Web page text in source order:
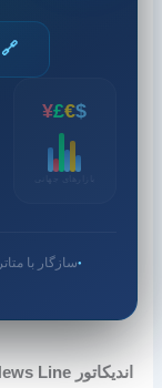
$
€
£
¥
بازارهای جهانی
●سازگار با
اندیکاتور Forex News Line